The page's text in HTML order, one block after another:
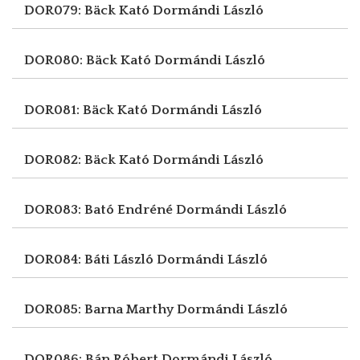
DOR079: Bäck Kató Dormándi László
DOR080: Bäck Kató Dormándi László
DOR081: Bäck Kató Dormándi László
DOR082: Bäck Kató Dormándi László
DOR083: Bató Endréné Dormándi László
DOR084: Báti László Dormándi László
DOR085: Barna MarthyDormándi László